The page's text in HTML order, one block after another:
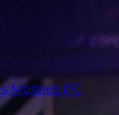
Morales PC